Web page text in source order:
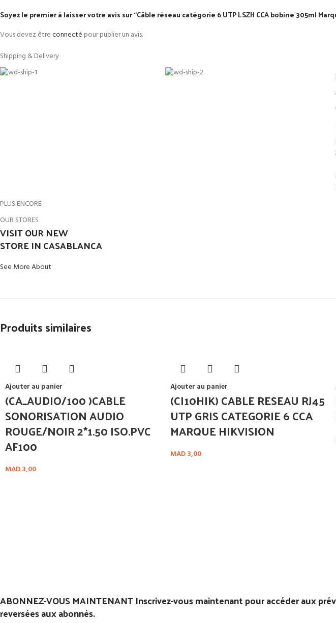
Soyez le premier à laisser votre avis sur “Câble réseau catégorie 6 UTP LSZH CCA bobine 305ml
Vous devez êtreconnecté pour publier un avis.
Shipping & Delivery
PLUS ENCORE
OUR STORES
VISIT OUR NEW
STORE IN CASABLANCA
See More About
Produits similaires
Ajouter au panier
(CA_AUDIO/100 )CABLE
SONORISATION AUDIO
ROUGE/NOIR 2*1.50 ISO.PVC
AF100
MAD3,00
Ajouter au panier
(CI10HIK) CABLE RESEAU RJ45
UTP GRIS CATEGORIE 6 CCA
MARQUE HIKVISION
MAD3,00
ABONNEZ-VOUS MAINTENANT Inscrivez-vous maintenant pour accéder aux
reversées aux abonnés.